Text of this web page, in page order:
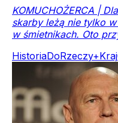
KOMUCHOŻERCA |
skarby leżą nie tylko
w śmietnikach. Oto
HistoriaDoRzeczy+Kraj